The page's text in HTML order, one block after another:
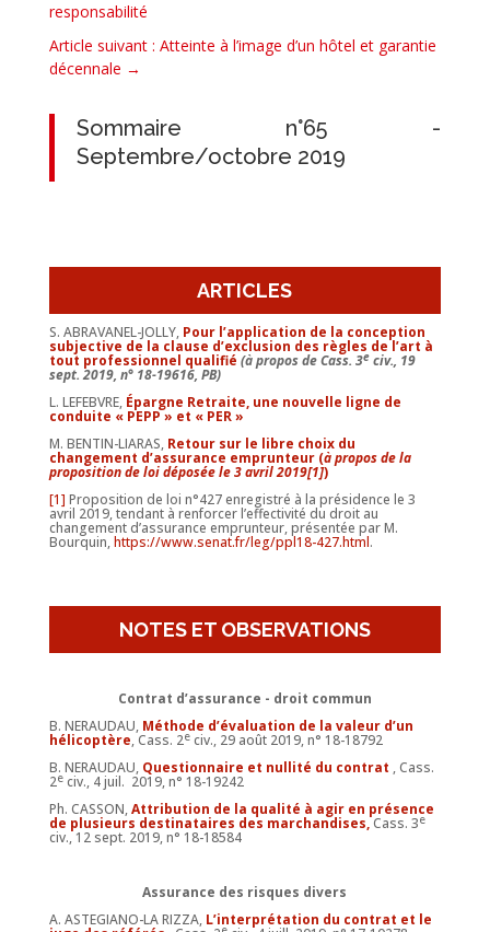
responsabilité
Article suivant : Atteinte à l’image d’un hôtel et garantie
décennale →
Sommaire n°65 -
Septembre/octobre 2019
ARTICLES
S. ABRAVANEL-JOLLY, Pour l’application de la conception
subjective de la clause d’exclusion des règles de l’art à
tout professionnel qualifié (à propos deCass. 3eciv., 19
sept. 2019, n° 18-19616, PB)
L. LEFEBVRE, Épargne Retraite, une nouvelle ligne de
conduite « PEPP » et « PER »
M. BENTIN-LIARAS, Retour sur le libre choix du
changement d’assurance emprunteur (à propos de la
proposition de loi déposée le 3 avril 2019[1])
[1] Proposition de loi n°427 enregistré à la présidence le 3
avril 2019, tendant à renforcer l’effectivité du droit au
changement d’assurance emprunteur, présentée par M.
Bourquin,https://www.senat.fr/leg/ppl18-427.html.
NOTES ET OBSERVATIONS
Contrat d’assurance - droit commun
B. NERAUDAU, Méthode d’évaluation de la valeur d’un
hélicoptère, Cass. 2eciv., 29 août 2019, n° 18-18792
B. NERAUDAU, Questionnaire et nullité du contrat , Cass.
2eciv., 4 juil. 2019, n° 18-19242
Ph. CASSON,Attribution de la qualité à agir en présence
de plusieurs destinataires des marchandises,Cass. 3e
civ., 12 sept. 2019, n° 18-18584
Assurance des risques divers
A. ASTEGIANO-LA RIZZA, L’interprétation du contrat et le